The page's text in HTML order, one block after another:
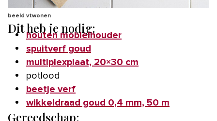
beeld vtwonen
Dit heb je nodig:
houten mobielhouder
spuitverf goud
multiplexplaat, 20×30 cm
potlood
beetje verf
wikkeldraad goud 0,4 mm, 50 m
Gereedschap: